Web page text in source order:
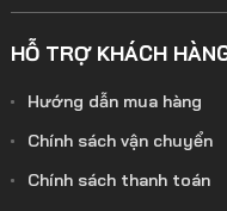
HỖ TRỢ KHÁCH
Hướng dẫn mua hàng
Chính sách vận chuyển
Chính sách thanh toán